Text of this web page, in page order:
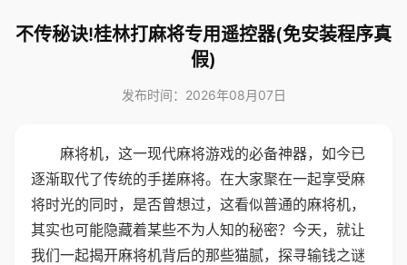
不传秘诀!桂林打麻将专用遥控器(免安装程序真
假)
发布时间：2026年08月07日
麻将机，这一现代麻将游戏的必备神器，如今已
逐渐取代了传统的手搓麻将。在大家聚在一起享受麻
将时光的同时，是否曾想过，这看似普通的麻将机，
其实也可能隐藏着某些不为人知的秘密？今天，就让
我们一起揭开麻将机背后的那些猫腻，探寻输钱之谜